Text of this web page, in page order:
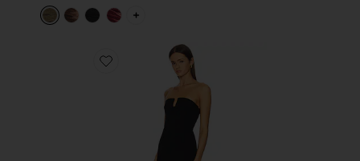
PLUS ICON TO SEE MORE OPTIONS FOR
Favorite ПЛАТЬЕ БЕЗ БРЕТЕЛЬ RAFI